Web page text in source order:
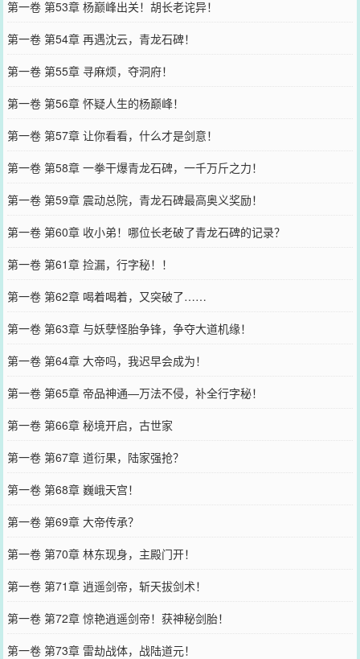
第一卷 第53章 杨巅峰出关！胡长老诧异！
第一卷 第54章 再遇沈云，青龙石碑！
第一卷 第55章 寻麻烦，夺洞府！
第一卷 第56章 怀疑人生的杨巅峰！
第一卷 第57章 让你看看，什么才是剑意！
第一卷 第58章 一拳干爆青龙石碑，一千万斤之力！
第一卷 第59章 震动总院，青龙石碑最高奥义奖励！
第一卷 第60章 收小弟！哪位长老破了青龙石碑的记录？
第一卷 第61章 捡漏，行字秘！！
第一卷 第62章 喝着喝着，又突破了……
第一卷 第63章 与妖孽怪胎争锋，争夺大道机缘！
第一卷 第64章 大帝吗，我迟早会成为！
第一卷 第65章 帝品神通—万法不侵，补全行字秘！
第一卷 第66章 秘境开启，古世家
第一卷 第67章 道衍果，陆家强抢？
第一卷 第68章 巍峨天宫！
第一卷 第69章 大帝传承？
第一卷 第70章 林东现身，主殿门开！
第一卷 第71章 逍遥剑帝，斩天拔剑术！
第一卷 第72章 惊艳逍遥剑帝！获神秘剑胎！
第一卷 第73章 雷劫战体，战陆道元！